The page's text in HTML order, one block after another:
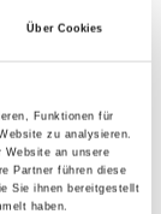
Über Cookies
Funktionen für
zu analysieren.
Website an unsere
Partner führen diese
Sie ihnen bereitgestellt
haben.